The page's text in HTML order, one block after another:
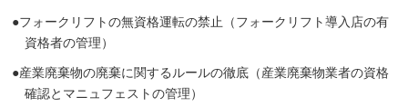
●フォークリフトの無資格運転の禁止（フォークリフト導入店の有
資格者の管理）
●産業廃棄物の廃棄に関するルールの徹底（産業廃棄物業者の資格
確認とマニュフェストの管理）